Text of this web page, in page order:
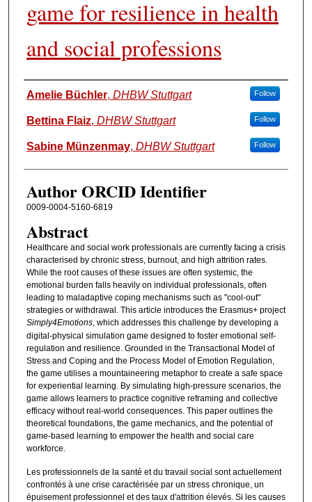
game for resilience in health
and social professions
Authors
Amelie Büchler, DHBW Stuttgart Follow
Bettina Flaiz, DHBW Stuttgart Follow
Sabine Münzenmay, DHBW Stuttgart Follow
Author ORCID Identifier
0009-0004-5160-6819
Abstract
Healthcare and social work professionals are currently facing a crisis
characterised by chronic stress, burnout, and high attrition rates.
While the root causes of these issues are often systemic, the
emotional burden falls heavily on individual professionals, often
leading to maladaptive coping mechanisms such as "cool-out"
strategies or withdrawal. This article introduces the Erasmus+ project
Simply4Emotions, which addresses this challenge by developing a
digital-physical simulation game designed to foster emotional self-
regulation and resilience. Grounded in the Transactional Model of
Stress and Coping and the Process Model of Emotion Regulation,
the game utilises a mountaineering metaphor to create a safe space
for experiential learning. By simulating high-pressure scenarios, the
game allows learners to practice cognitive reframing and collective
efficacy without real-world consequences. This paper outlines the
theoretical foundations, the game mechanics, and the potential of
game-based learning to empower the health and social care
workforce.
Les professionnels de la santé et du travail social sont actuellement
confrontés à une crise caractérisée par un stress chronique, un
épuisement professionnel et des taux d'attrition élevés. Si les causes